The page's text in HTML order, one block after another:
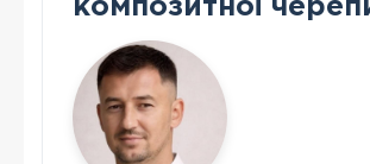
композитної